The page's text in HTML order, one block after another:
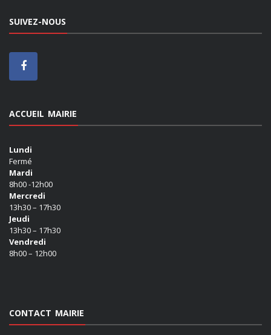
SUIVEZ-NOUS
ACCUEIL MAIRIE
Lundi
Fermé
Mardi
8h00 -12h00
Mercredi
13h30 – 17h30
Jeudi
13h30 – 17h30
Vendredi
8h00 – 12h00
CONTACT MAIRIE